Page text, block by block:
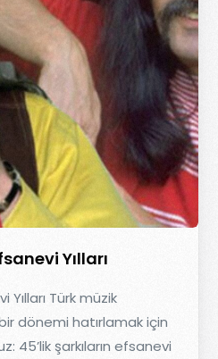
Yılları
Yılları Türk müzik
dönemi hatırlamak için
45’lik şarkıların efsanevi